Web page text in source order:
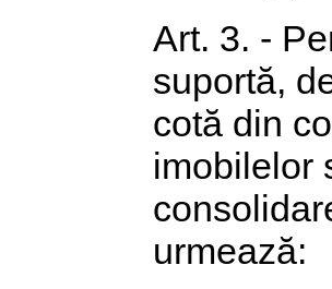
Art. 3. -
suportă,
cotă din
imobilelor
urmează: